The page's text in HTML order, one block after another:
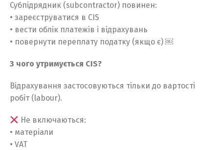
Субпідрядник (subcontractor) повинен:
• зареєструватися в CIS
• вести облік платежів і відрахувань
• повернути переплату податку (якщо є) ￼
З чого утримується CIS?
Відрахування застосовуються тільки до вартості
робіт (labour).
Не включаються:
• матеріали
• VAT